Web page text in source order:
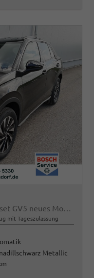
1.5 eTSI 110 kW Life DSG ACC Sunset GV5 neues Modell
mit Tageszulassung
Metallic